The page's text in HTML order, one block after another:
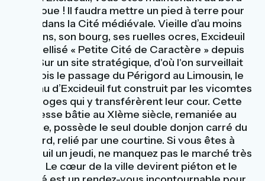
de la Loue ! Il faudra mettre un pied à terre pour
flâner dans la Cité médiévale. Vieille d’au moins
1500 ans, son bourg, ses ruelles ocres, Excideuil
est labellisé « Petite Cité de Caractère » depuis
2019. Sur un site stratégique, d'où l'on surveillait
autrefois le passage du Périgord au Limousin, le
château d’Excideuil fut construit par les vicomtes
de Limoges qui y transférèrent leur cour. Cette
forteresse bâtie au XIème siècle, remaniée au
XVIème, possède le seul double donjon carré du
Périgord, relié par une courtine. Si vous êtes à
Excideuil un jeudi, ne manquez pas le marché très
coloré. Le cœur de la ville devirent piéton et le